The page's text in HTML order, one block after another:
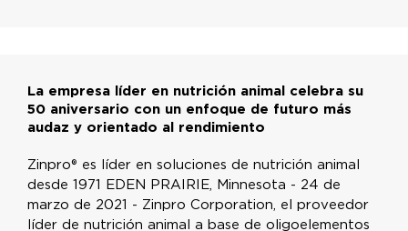
La empresa líder en nutrición animal celebra su
50 aniversario con un enfoque de futuro más
audaz y orientado al rendimiento
Zinpro® es líder en soluciones de nutrición animal
desde 1971 EDEN PRAIRIE, Minnesota - 24 de
marzo de 2021 - Zinpro Corporation, el proveedor
líder de nutrición animal a base de oligoelementos